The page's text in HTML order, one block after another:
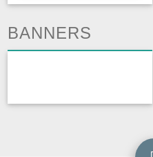
BANNERS